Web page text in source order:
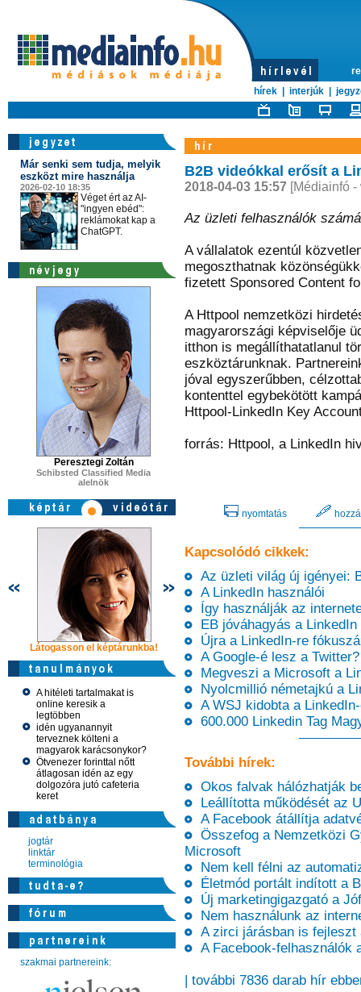
hírek
interjúk
Már senki sem tudja, melyik
eszközt mire használja
2026-02-10 18:35
Véget ért az AI-
"ingyen ebéd":
reklámokat kap a
ChatGPT.
Peresztegi Zoltán
Schibsted Classified Media
alelnök
Látogasson el képtárunkba! Látogasson el képtárunkba! Látogasson
A hitéleti tartalmakat is
online keresik a
legtöbben
idén ugyanannyit
terveznek költeni a
magyarok karácsonykor?
Ötvenezer forinttal nőtt
átlagosan idén az egy
dolgozóra jutó cafeteria
keret
jogtár
linktár
terminológia
szakmai partnereink:
B2B videókkal erősít a
2018-04-03 15:57[Médiainfó -
Az üzleti felhasználók
A vállalatok ezentúl
megoszthatnak
fizetett Sponsored Content
A Httpool nemzetközi
magyarországi képviselője
itthon is megállíthatatlanul
eszköztárunknak.
jóval egyszerűbben,
kontenttel egybekötött
Httpool-LinkedIn Key
forrás: Httpool, a LinkedIn
nyomtatás
Kapcsolódó cikkek:
Az üzleti világ új igényei:
A LinkedIn használói
Így használják az
EB jóváhagyás a LinkedIn
Újra a LinkedIn-re
A Google-é lesz a Twitter?
Megveszi a Microsoft a
Nyolcmillió németajkú a
A WSJ kidobta a
600.000 Linkedin Tag
További hírek:
Okos falvak hálózhatják
Leállította működését az
A Facebook átállítja
Összefog a Nemzetközi
Microsoft
Nem kell félni az
Életmód portált indított a
Új marketingigazgató a
Nem használunk az
A zirci járásban is fejleszt
A Facebook-felhasználók
| további 7836 darab hír